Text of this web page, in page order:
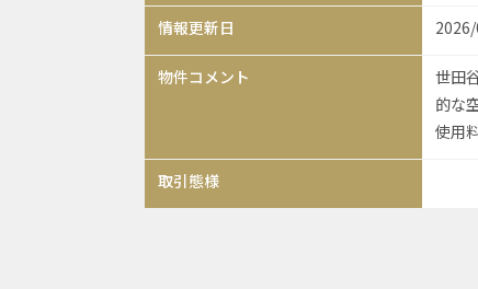
情報更新日
物件コメント
世田
的な
使用
取引態様